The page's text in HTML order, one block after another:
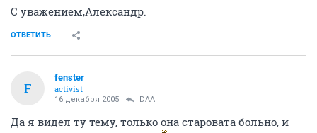
С уважением,Александр.
ОТВЕТИТЬ
F
fenster
activist
16 декабря 2005 DAA
Да я видел ту тему, только она старовата больно, и